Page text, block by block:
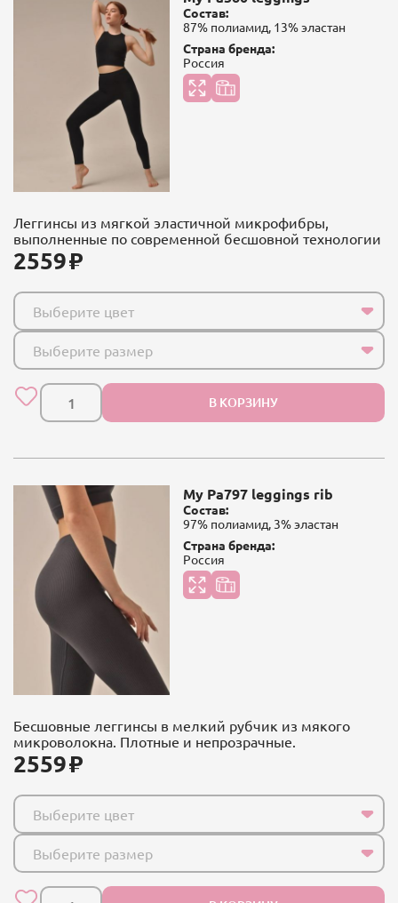
Состав:
87% полиамид, 13% эластан
Страна бренда:
Россия
Леггинсы из мягкой эластичной микрофибры,
выполненные по современной бесшовной технологии
2559
Выберите цвет
Выберите размер
В КОРЗИНУ
My Pa797 leggings rib
Состав:
97% полиамид, 3% эластан
Страна бренда:
Россия
Бесшовные леггинсы в мелкий рубчик из мякого
микроволокна. Плотные и непрозрачные.
2559
Выберите цвет
Выберите размер